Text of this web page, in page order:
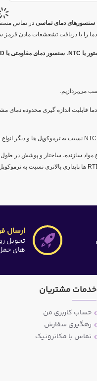
سنسورهای دمای تماسی در تماس
را با دریافت تشعشعات مادن
یا NTC ، سنسور دمای مقاومتی یا
می‌پردازیم.
قابلیت اندازه گیری محدوده دمای
NTC نسبت به ترموکوپل ها و دیگر
ها پایداری بالاتری نسبت به
ارسال
تحویل
های
خدمات مشتریان
حساب کاربری من
رهگیری سفارش
تماس با مکاترونیک